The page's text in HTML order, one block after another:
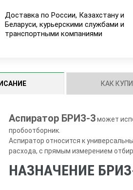
Доставка по России, Казахстану и
Беларуси, курьерскими службами и
транспортными компаниями
КАК
Аспиратор БРИЗ-3может
пробоотборник.
Аспиратор относится к
расхода, с прямым измерением
НАЗНАЧЕНИЕ